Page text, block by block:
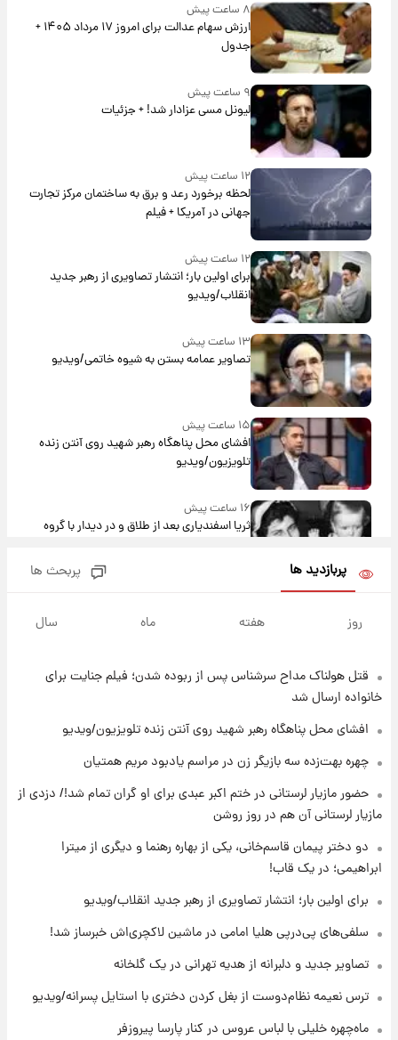
۸ ساعت پیش
ارزش سهام عدالت برای امروز ۱۷ مرداد ۱۴۰۵ +
جدول
۹ ساعت پیش
لیونل مسی عزادار شد! + جزئیات
۱۲ ساعت پیش
لحظه برخورد رعد و برق به ساختمان مرکز تجارت
جهانی در آمریکا + فیلم
۱۲ ساعت پیش
برای اولین بار؛ انتشار تصاویری از رهبر جدید
انقلاب/ویدیو
۱۳ ساعت پیش
تصاویر عمامه بستن به شیوه خاتمی/ویدیو
۱۵ ساعت پیش
افشای محل پناهگاه‌ رهبر شهید روی آنتن زنده
تلویزیون/ویدیو
۱۶ ساعت پیش
ثریا اسفندیاری بعد از طلاق و در دیدار با گروه
پول به معشوقه با درآمد یوفا
۱۶ ساعت پیش
۱۶ ساعت پیش
پی رفتن رامین رضاییان+ عکس
۱۶ ساعت پیش
۱۷ ساعت پیش
با قدرتمندترین و بادوام ترین تانک جهان آشنا
شوید+ فیلم
۱۸ ساعت پیش
پربازدید ها پربحث ها
روز هفته ماه سال
قتل هولناک مداح سرشناس پس از ربوده شدن؛ فیلم جنایت برای
خانواده ارسال شد
افشای محل پناهگاه‌ رهبر شهید روی آنتن زنده تلویزیون/ویدیو
چهره بهت‌زده سه بازیگر زن در مراسم یادبود مریم همتیان
حضور مازیار لرستانی در ختم اکبر عبدی برای او گران تمام شد!/ دزدی از
مازیار لرستانی آن هم در روز روشن
دو دختر پیمان قاسم‌خانی، یکی از بهاره رهنما و دیگری از میترا
ابراهیمی؛ در یک قاب!
برای اولین بار؛ انتشار تصاویری از رهبر جدید انقلاب/ویدیو
سلفی‌های پی‌درپی هلیا امامی در ماشین لاکچری‌اش خبرساز شد!
تصاویر جدید و دلبرانه از هدیه تهرانی در یک گلخانه
ترس نعیمه نظام‌دوست از بغل کردن دختری با استایل پسرانه/ویدیو
ماه‌چهره خلیلی با لباس عروس در کنار پارسا پیروزفر